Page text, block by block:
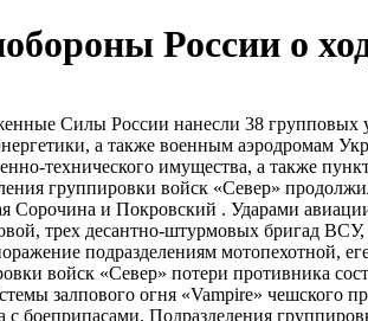
России о
Силы России нанесли 38
а также военным аэродромам
​технического имущества, а также
группировки войск «Север»
Сорочина и Покровский . Ударами
трех десантно-​штурмовых бригад
подразделениям мотопехотной,
войск «Север» потери противника
залпового огня «Vampire» чешского
с боеприпасами. Подразделения